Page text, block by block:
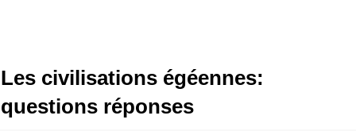
Les civilisations égéennes:
questions réponses